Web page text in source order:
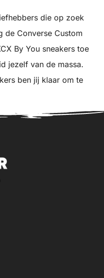
die op zoek
de Converse Custom
By You sneakers toe
jezelf van de massa.
ben jij klaar om te